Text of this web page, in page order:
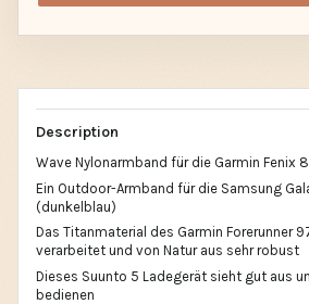
Description
Wave Nylonarmband für die Garmin Fenix
Ein Outdoor-Armband für die Samsung
(dunkelblau)
Das Titanmaterial des Garmin Forerunner
verarbeitet und von Natur aus sehr robust
Dieses Suunto 5 Ladegerät sieht gut aus
bedienen